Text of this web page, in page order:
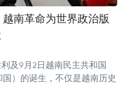
南革命为世界政治版
及9月2日越南民主共和国
国）的诞生，不仅是越南历史